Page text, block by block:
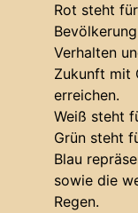
Rot steht
Verhalten
Zukunft mit
erreichen.
Weiß steht
Grün steht
Blau
sowie die
Regen.